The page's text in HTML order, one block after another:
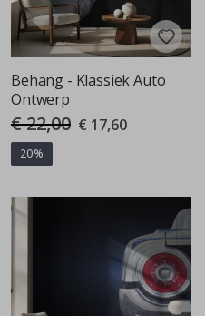
Behang - Klassiek Auto
Ontwerp
€ 22,00 Special
Price
€ 17,60
20%